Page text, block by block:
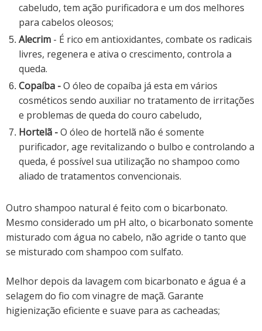
cabeludo, tem ação purificadora e um dos melhores
para cabelos oleosos;
Alecrim - É rico em antioxidantes, combate os radicais
livres, regenera e ativa o crescimento, controla a
queda.
Copaíba -O óleo de copaíba já esta em vários
cosméticos sendo auxiliar no tratamento de irritações
e problemas de queda do couro cabeludo,
Hortelã -O óleo de hortelã não é somente
purificador, age revitalizando o bulbo e controlando a
queda, é possível sua utilização no shampoo como
aliado de tratamentos convencionais.
Outro shampoo natural é feito com o bicarbonato.
Mesmo considerado um pH alto, o bicarbonato somente
misturado com água no cabelo, não agride o tanto que
se misturado com shampoo com sulfato.
Melhor depois da lavagem com bicarbonato e água é a
selagem do fio com vinagre de maçã. Garante
higienização eficiente e suave para as cacheadas;